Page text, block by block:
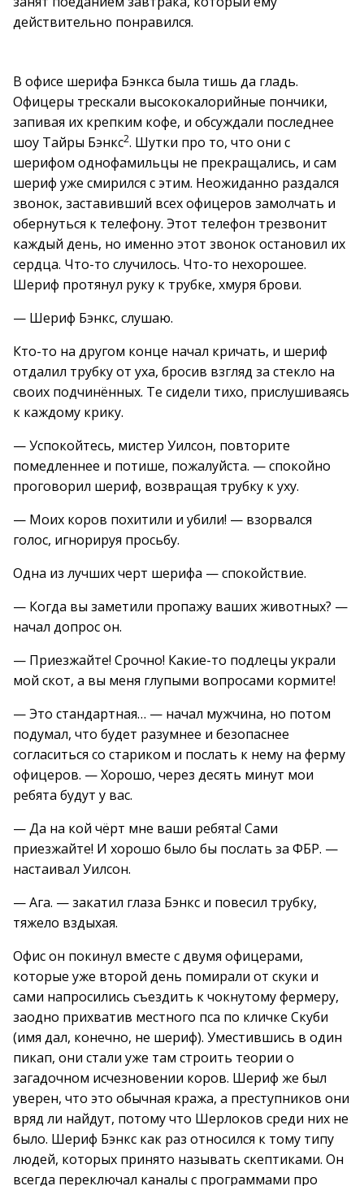
действительно понравился.
В офисе шерифа Бэнкса была тишь да гладь.
Офицеры трескали высококалорийные пончики,
запивая их крепким кофе, и обсуждали последнее
шоу Тайры Бэнкс2. Шутки про то, что они с
шерифом однофамильцы не прекращались, и сам
шериф уже смирился с этим. Неожиданно раздался
звонок, заставивший всех офицеров замолчать и
обернуться к телефону. Этот телефон трезвонит
каждый день, но именно этот звонок остановил их
сердца. Что-то случилось. Что-то нехорошее.
Шериф протянул руку к трубке, хмуря брови.
— Шериф Бэнкс, слушаю.
Кто-то на другом конце начал кричать, и шериф
отдалил трубку от уха, бросив взгляд за стекло на
своих подчинённых. Те сидели тихо, прислушиваясь
к каждому крику.
— Успокойтесь, мистер Уилсон, повторите
помедленнее и потише, пожалуйста. — спокойно
проговорил шериф, возвращая трубку к уху.
— Моих коров похитили и убили! — взорвался
голос, игнорируя просьбу.
Одна из лучших черт шерифа — спокойствие.
— Когда вы заметили пропажу ваших животных? —
начал допрос он.
— Приезжайте! Срочно! Какие-то подлецы украли
мой скот, а вы меня глупыми вопросами кормите!
— Это стандартная… — начал мужчина, но потом
подумал, что будет разумнее и безопаснее
согласиться со стариком и послать к нему на ферму
офицеров. — Хорошо, через десять минут мои
ребята будут у вас.
— Да на кой чёрт мне ваши ребята! Сами
приезжайте! И хорошо было бы послать за ФБР. —
настаивал Уилсон.
— Ага. — закатил глаза Бэнкс и повесил трубку,
тяжело вздыхая.
Офис он покинул вместе с двумя офицерами,
которые уже второй день помирали от скуки и
сами напросились съездить к чокнутому фермеру,
заодно прихватив местного пса по кличке Скуби
(имя дал, конечно, не шериф). Уместившись в один
пикап, они стали уже там строить теории о
загадочном исчезновении коров. Шериф же был
уверен, что это обычная кража, а преступников они
вряд ли найдут, потому что Шерлоков среди них не
было. Шериф Бэнкс как раз относился к тому типу
людей, которых принято называть скептиками. Он
всегда переключал каналы с программами про